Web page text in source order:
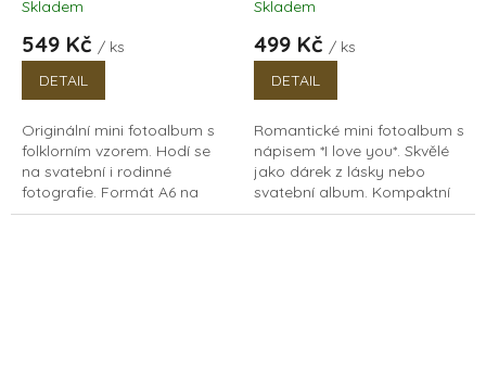
Skladem
549 Kč / ks
DETAIL
Originální mini fotoalbum s
folklorním vzorem. Hodí se
na svatební i rodinné
fotografie. Formát A6 na
šířku, 15 listů papírů v bílé
Skladem
499 Kč / ks
DETAIL
Romantické mini fotoalbum s
nápisem *I love you*. Skvělé
jako dárek z lásky nebo
svatební album. Kompaktní
formát A6 na výšku s 15 listy